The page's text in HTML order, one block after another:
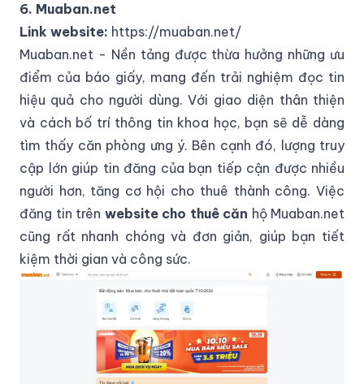
6. Muaban.net
Link website: https://muaban.net/
Muaban.net - Nền tảng được thừa hưởng những ưu
điểm của báo giấy, mang đến trải nghiệm đọc tin
hiệu quả cho người dùng. Với giao diện thân thiện
và cách bố trí thông tin khoa học, bạn sẽ dễ dàng
tìm thấy căn phòng ưng ý. Bên cạnh đó, lượng truy
cập lớn giúp tin đăng của bạn tiếp cận được nhiều
người hơn, tăng cơ hội cho thuê thành công. Việc
đăng tin trên website cho thuê căn hộ Muaban.net
cũng rất nhanh chóng và đơn giản, giúp bạn tiết
kiệm thời gian và công sức.